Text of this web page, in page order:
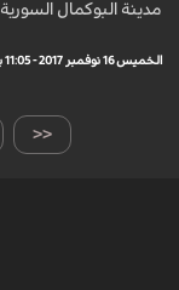
مدينة البوكمال السورية.
الخميس 16 نوفمبر 2017 - 11:05 بتوقيت مكة
<<